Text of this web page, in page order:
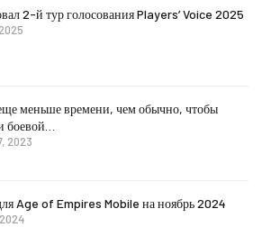
2-й тур голосования Players’ Voice 2025
меньше времени, чем обычно, чтобы
боевой…
2023
Age of Empires Mobile на ноябрь 2024